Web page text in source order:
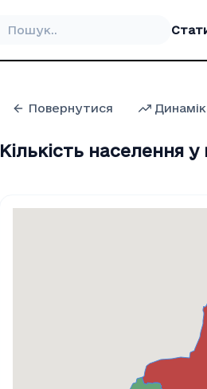
Повернутися
Кількість населення